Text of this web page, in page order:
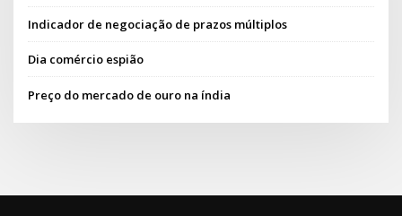
Indicador de negociação de prazos múltiplos
Dia comércio espião
Preço do mercado de ouro na índia